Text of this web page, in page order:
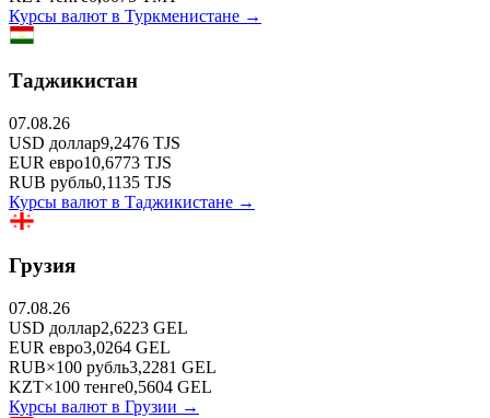
Курсы валют в Туркменистане →
Таджикистан
07.08.26
USD доллар9,2476 TJS
EUR евро10,6773 TJS
RUB рубль0,1135 TJS
Курсы валют в Таджикистане →
Грузия
07.08.26
USD доллар2,6223 GEL
EUR евро3,0264 GEL
RUB×100 рубль3,2281 GEL
KZT×100 тенге0,5604 GEL
Курсы валют в Грузии →